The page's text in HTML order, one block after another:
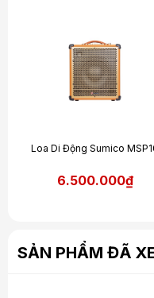
Loa Di Động Sumico
6.500.000₫
SẢN PHẨM ĐÃ